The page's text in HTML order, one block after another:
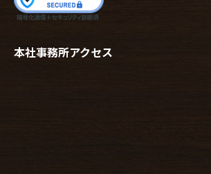
本社事務所アクセス